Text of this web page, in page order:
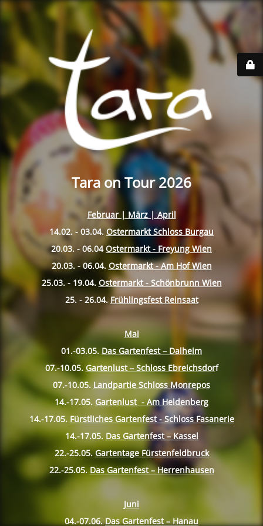
Tara on Tour 2026
Februar | März | April
14.02. - 03.04. Ostermarkt Schloss Burgau
20.03. - 06.04 Ostermarkt - Freyung Wien
20.03. - 06.04. Ostermarkt - Am Hof Wien
25.03. - 19.04. Ostermarkt - Schönbrunn Wien
25. - 26.04. Frühlingsfest Reinsaat
Mai
01.-03.05. Das Gartenfest – Dalheim
07.-10.05. Gartenlust – Schloss Ebreichsdorf
07.-10.05. Landpartie Schloss Monrepos
14.-17.05. Gartenlust - Am Heldenberg
14.-17.05. Fürstliches Gartenfest - Schloss Fasanerie
14.-17.05. Das Gartenfest – Kassel
22.-25.05. Gartentage Fürstenfeldbruck
22.-25.05. Das Gartenfest – Herrenhausen
Juni
04.-07.06. Das Gartenfest – Hanau